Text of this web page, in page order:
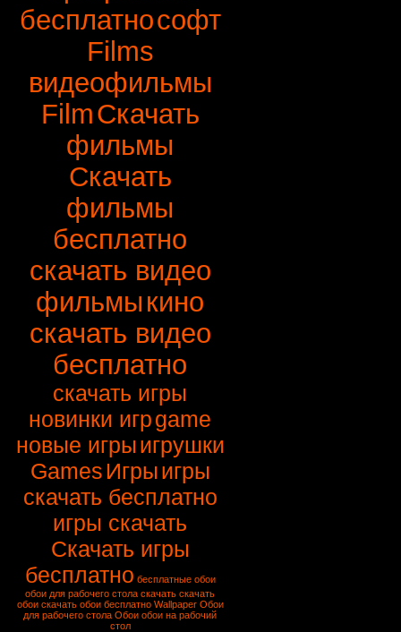
бесплатнософт
Films
видеофильмы
FilmСкачать
фильмы
Скачать
фильмы
бесплатно
скачать видео
фильмыкино
скачать видео
бесплатно
скачать игры
новинки игрgame
новые игрыигрушки
Games Игрыигры
скачать бесплатно
игры скачать
Скачать игры
бесплатно бесплатные обои
обои для рабочего стола скачать скачать
обои скачать обои бесплатно Wallpaper Обои
для рабочего стола Обои обои на рабочий
стол